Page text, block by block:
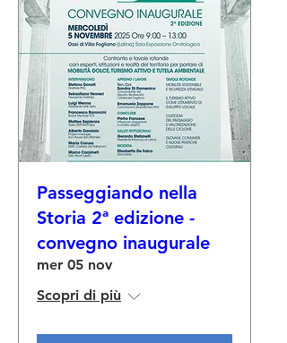
Passeggiando nella
Storia 2ª edizione -
convegno inaugurale
mer 05 nov
Scopri di più